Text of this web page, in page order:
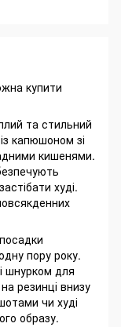
купити
та стильний
капюшоном зі
кишенями.
худі.
пору року.
шнурком для
резинці внизу
чи худі
образу.